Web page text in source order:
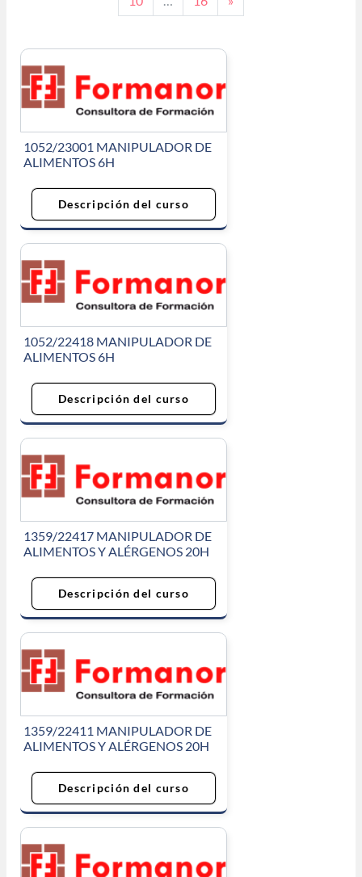
1052/23001 MANIPULADOR DE
ALIMENTOS 6H
Descripción del curso
1052/22418 MANIPULADOR DE
ALIMENTOS 6H
Descripción del curso
1359/22417 MANIPULADOR DE
ALIMENTOS Y ALÉRGENOS 20H
Descripción del curso
1359/22411 MANIPULADOR DE
ALIMENTOS Y ALÉRGENOS 20H
Descripción del curso